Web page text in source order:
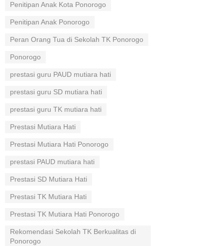
Penitipan Anak Kota Ponorogo
Penitipan Anak Ponorogo
Peran Orang Tua di Sekolah TK Ponorogo
Ponorogo
prestasi guru PAUD mutiara hati
prestasi guru SD mutiara hati
prestasi guru TK mutiara hati
Prestasi Mutiara Hati
Prestasi Mutiara Hati Ponorogo
prestasi PAUD mutiara hati
Prestasi SD Mutiara Hati
Prestasi TK Mutiara Hati
Prestasi TK Mutiara Hati Ponorogo
Rekomendasi Sekolah TK Berkualitas di
Ponorogo